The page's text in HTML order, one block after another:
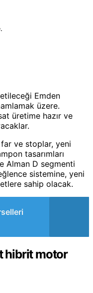
Emden
üzere.
üretime hazır ve
ve stoplar, yeni
tasarımları
Alman D segmenti
sistemine, yeni
sahip olacak.
hibrit motor